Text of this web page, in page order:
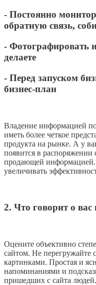
- Постоянно
обратную связь,
- Фотографировать
делаете
- Перед запуском
бизнес-план
Владение информацией
иметь более четкое
продукта на рынке. А у
появится в распоряжении
продающей информацией.
увеличивать
2. Что говорит о вас
Оцените объективно
сайтом. Не
картинками. Простая и
напоминаниями и
пришедших с сайта людей.